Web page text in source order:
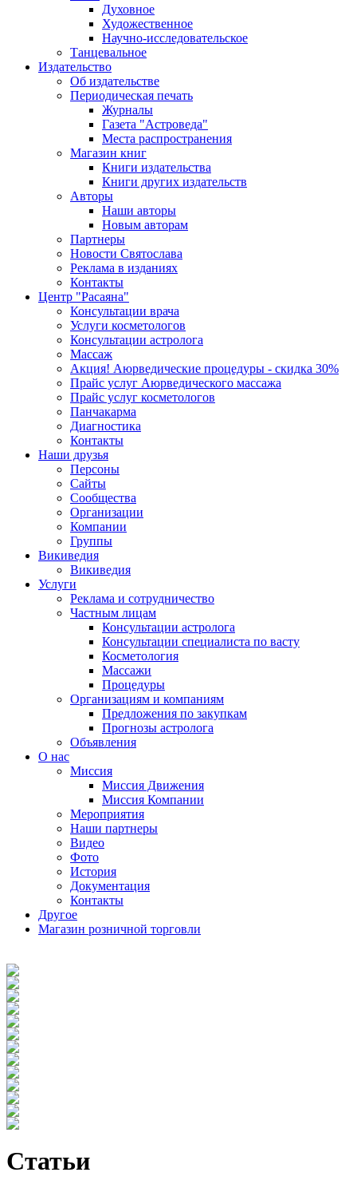
Духовное
Художественное
Научно-исследовательское
Танцевальное
Издательство
Об издательстве
Периодическая печать
Журналы
Газета "Астроведа"
Места распространения
Магазин книг
Книги издательства
Книги других издательств
Авторы
Наши авторы
Новым авторам
Партнеры
Новости Святослава
Реклама в изданиях
Контакты
Центр "Расаяна"
Консультации врача
Услуги косметологов
Консультации астролога
Массаж
Акция! Аюрведические процедуры - скидка 30%
Прайс услуг Аюрведического массажа
Прайс услуг косметологов
Панчакарма
Диагностика
Контакты
Наши друзья
Персоны
Сайты
Сообщества
Организации
Компании
Группы
Викиведия
Викиведия
Услуги
Реклама и сотрудничество
Частным лицам
Консультации астролога
Консультации специалиста по васту
Косметология
Массажи
Процедуры
Организациям и компаниям
Предложения по закупкам
Прогнозы астролога
Объявления
О нас
Миссия
Миссия Движения
Миссия Компании
Мероприятия
Наши партнеры
Видео
Фото
История
Документация
Контакты
Другое
Магазин розничной торговли
Статьи